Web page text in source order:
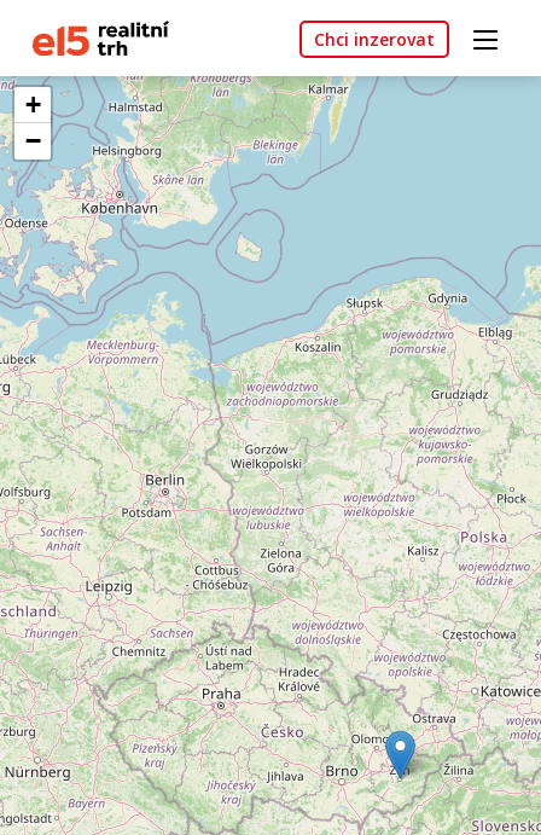
Chci inzerovat
+
−